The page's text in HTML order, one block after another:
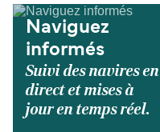
Naviguez
informés
Suivi des navires en
direct et mises à
jour en temps réel.